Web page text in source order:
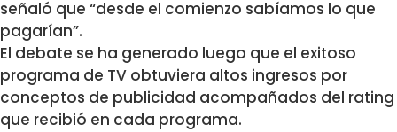
señaló que “desde el comienzo sabíamos lo que
pagarían”.
El debate se ha generado luego que el exitoso
programa de TV obtuviera altos ingresos por
conceptos de publicidad acompañados del rating
que recibió en cada programa.